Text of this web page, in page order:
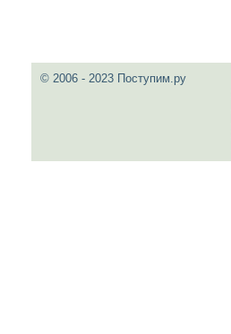
© 2006 - 2023 Поступим.ру